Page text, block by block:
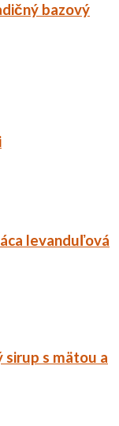
bazový
levanduľová
sirup s mätou a